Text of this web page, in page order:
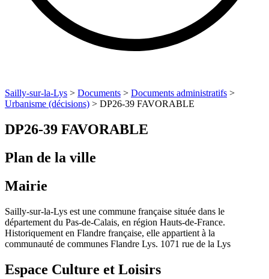
Sailly-sur-la-Lys > Documents > Documents administratifs >
Urbanisme (décisions) > DP26-39 FAVORABLE
DP26-39 FAVORABLE
Plan de la ville
Mairie
Sailly-sur-la-Lys est une commune française située dans le
département du Pas-de-Calais, en région Hauts-de-France.
Historiquement en Flandre française, elle appartient à la
communauté de communes Flandre Lys. 1071 rue de la Lys
Espace Culture et Loisirs